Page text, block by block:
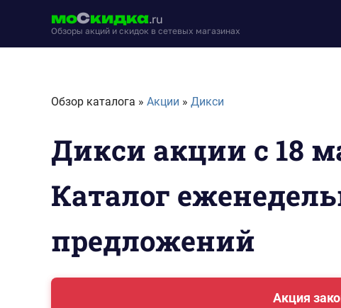
моСкидка.ru
Обзоры акций и скидок в сетевых магазинах
moskidka.ru
Обзор каталога » Акции » Дикси
Дикси акции с 18
Каталог
предложений
Акция